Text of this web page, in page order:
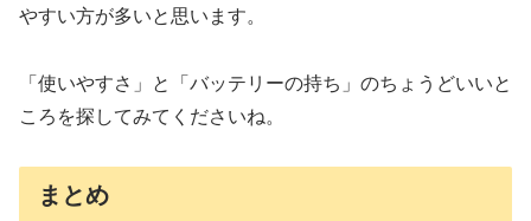
やすい方が多いと思います。
「使いやすさ」と「バッテリーの持ち」のちょうどいいと
ころを探してみてくださいね。
まとめ